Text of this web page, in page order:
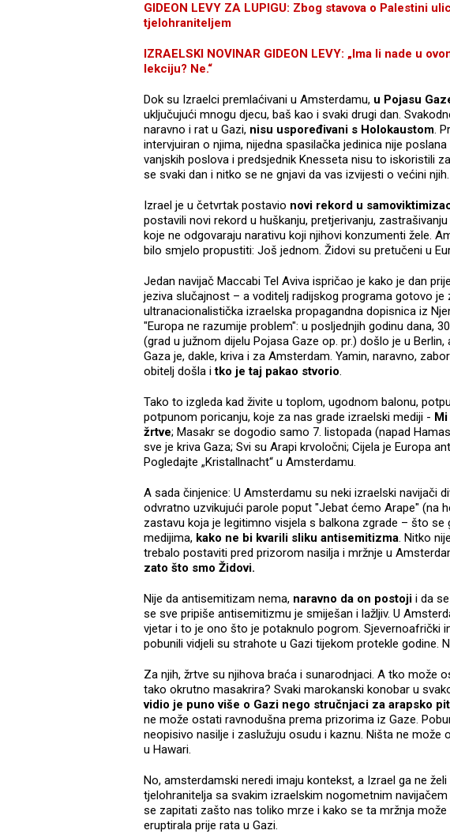
GIDEON LEVY ZA LUPIGU: Zbog stavova o Palestini
tjelohraniteljem
IZRAELSKI NOVINAR GIDEON LEVY: „Ima li nade u
lekciju? Ne.“
Dok su Izraelci premlaćivani u Amsterdamu, u Pojasu
uključujući mnogu djecu, baš kao i svaki drugi dan.
naravno i rat u Gazi, nisu uspoređivani s Holokaustom.
intervjuiran o njima, nijedna spasilačka jedinica nije
vanjskih poslova i predsjednik Knesseta nisu to iskoristili
se svaki dan i nitko se ne gnjavi da vas izvijesti o većini njih.
Izrael je u četvrtak postavio novi rekord u
postavili novi rekord u huškanju, pretjerivanju,
koje ne odgovaraju narativu koji njihovi konzumenti žele.
bilo smjelo propustiti: Još jednom. Židovi su pretučeni u
Jedan navijač Maccabi Tel Aviva ispričao je kako je dan
jeziva slučajnost – a voditelj radijskog programa gotovo je
ultranacionalistička izraelska propagandna dopisnica iz
"Europa ne razumije problem": u posljednjih godinu dana,
(grad u južnom dijelu Pojasa Gaze op. pr.) došlo je u
Gaza je, dakle, kriva i za Amsterdam. Yamin, naravno,
obitelj došla itko je taj pakao stvorio.
Tako to izgleda kad živite u toplom, ugodnom balonu,
potpunom poricanju, koje za nas grade izraelski mediji -
žrtve; Masakr se dogodio samo 7. listopada (napad
sve je kriva Gaza; Svi su Arapi krvoločni; Cijela je Europa
Pogledajte „Kristallnacht“ u Amsterdamu.
A sada činjenice: U Amsterdamu su neki izraelski navijači
odvratno uzvikujući parole poput "Jebat ćemo Arape" (na
zastavu koja je legitimno visjela s balkona zgrade – što
medijima, kako ne bi kvarili sliku antisemitizma. Nitko
trebalo postaviti pred prizorom nasilja i mržnje u
zato što smo Židovi.
Nije da antisemitizam nema, naravno da on postoji i da
se sve pripiše antisemitizmu je smiješan i lažljiv. U
vjetar i to je ono što je potaknulo pogrom. Sjevernoafrički
pobunili vidjeli su strahote u Gazi tijekom protekle godine.
Za njih, žrtve su njihova braća i sunarodnjaci. A tko može
tako okrutno masakrira? Svaki marokanski konobar u
vidio je puno više o Gazi nego stručnjaci za arapsko
ne može ostati ravnodušna prema prizorima iz Gaze.
neopisivo nasilje i zaslužuju osudu i kaznu. Ništa ne može
u Hawari.
No, amsterdamski neredi imaju kontekst, a Izrael ga ne
tjelohranitelja sa svakim izraelskim nogometnim
se zapitati zašto nas toliko mrze i kako se ta mržnja
eruptirala prije rata u Gazi.